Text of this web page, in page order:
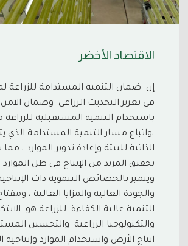
الاقتصاد الأخضر
إن ضمان التنمية المستدامة للزراعة
في تعزيز التحديث الزراعي وضمان الامن
باستخدام التنمية المستقبلية للزراعة
،واتباع مسار التنمية المستدامة الذي
الذاتية للبيئة وإعادة تدوير الموارد ، مما
تحقيق المزيد من الإنتاج في ظل الموارد
ويتميز بالخصائص التنموية ذات
والجودة العالية والمزايا العالية ،
التنمية عالية الكفاءة للزراعة هو
والتكنولوجيا الزراعية والتحسين
انتاج الأرض واستخدام الموارد وإنتاجية